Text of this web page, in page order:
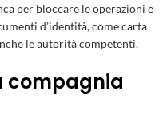
per bloccare le operazioni e
d’identità, come carta
le autorità competenti.
compagnia